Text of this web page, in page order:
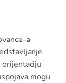
a
orijentaciju
mogu